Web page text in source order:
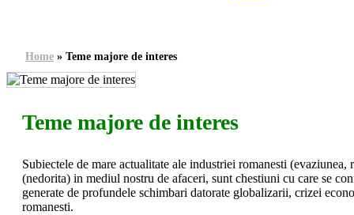
Home » Teme majore de interes
Teme majore de interes
Subiectele de mare actualitate ale industriei romanesti
(nedorita) in mediul nostru de afaceri, sunt chestiuni cu care se
generate de profundele schimbari datorate globalizarii, crizei
romanesti.